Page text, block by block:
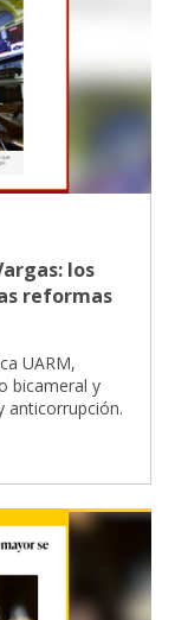
los
reformas
UARM,
bicameral y
anticorrupción.